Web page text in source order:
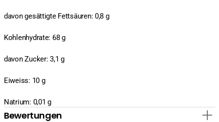
davon gesättigte Fettsäuren: 0,8 g
Kohlenhydrate: 68 g
davon Zucker: 3,1 g
Eiweiss: 10 g
Natrium: 0,01 g
Bewertungen